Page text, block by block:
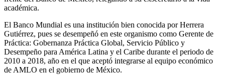
académica.
El Banco Mundial es una institución bien conocida por Herrera
Gutiérrez, pues se desempeñó en este organismo como Gerente de
Práctica: Gobernanza Práctica Global, Servicio Público y
Desempeño para América Latina y el Caribe durante el periodo de
2010 a 2018, año en el que aceptó integrarse al equipo económico
de AMLO en el gobierno de México.